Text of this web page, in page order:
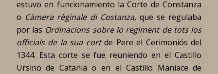
estuvo en funcionamiento la Corte de Constanza
o Càmera règinale di Costanza,que se regulaba
por las Ordinacions sobre lo regiment de tots los
officials de la sua cortde Pere el Cerimoniós del
1344. Esta corte se fue reuniendo en el Castillo
Ursino de Catania o en el Castillo Maniace de